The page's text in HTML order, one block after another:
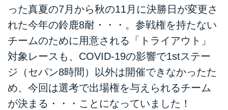
った真夏の7月から秋の11月に決勝日が変更さ
れた今年の鈴鹿8耐・・・。参戦権を持たない
チームのために用意される「トライアウト」
対象レースも、COVID-19の影響で1stステー
ジ（セパン8時間）以外は開催できなかったた
め、今回は選考で出場権を与えられるチーム
が決まる・・・ことになっていました！